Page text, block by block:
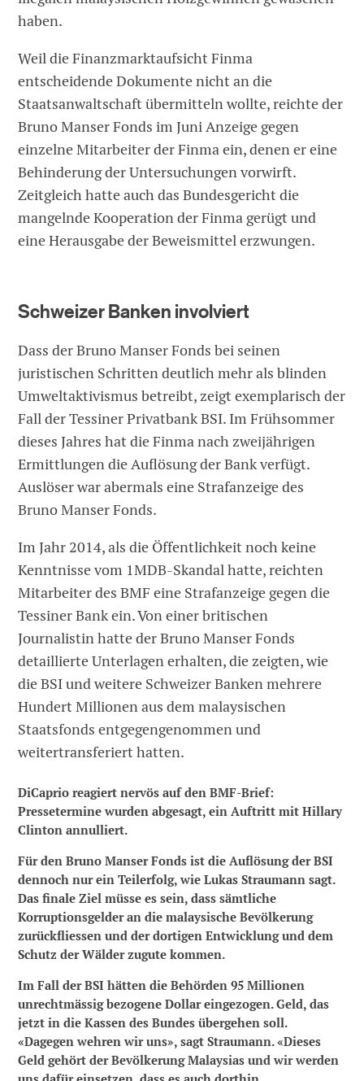
haben.
Weil die Finanzmarktaufsicht Finma
entscheidende Dokumente nicht an die
Staatsanwaltschaft übermitteln wollte, reichte der
Bruno Manser Fonds im Juni Anzeige gegen
einzelne Mitarbeiter der Finma ein, denen er eine
Behinderung der Untersuchungen vorwirft.
Zeitgleich hatte auch das Bundesgericht die
mangelnde Kooperation der Finma gerügt und
eine Herausgabe der Beweismittel erzwungen.
Schweizer Banken involviert
Dass der Bruno Manser Fonds bei seinen
juristischen Schritten deutlich mehr als blinden
Umweltaktivismus betreibt, zeigt exemplarisch der
Fall der Tessiner Privatbank BSI. Im Frühsommer
dieses Jahres hat die Finma nach zweijährigen
Ermittlungen die Auflösung der Bank verfügt.
Auslöser war abermals eine Strafanzeige des
Bruno Manser Fonds.
Im Jahr 2014, als die Öffentlichkeit noch keine
Kenntnisse vom 1MDB-Skandal hatte, reichten
Mitarbeiter des BMF eine Strafanzeige gegen die
Tessiner Bank ein. Von einer britischen
Journalistin hatte der Bruno Manser Fonds
detaillierte Unterlagen erhalten, die zeigten, wie
die BSI und weitere Schweizer Banken mehrere
Hundert Millionen aus dem malaysischen
Staatsfonds entgegengenommen und
weitertransferiert hatten.
DiCaprio reagiert nervös auf den BMF-Brief:
Pressetermine wurden abgesagt, ein Auftritt mit Hillary
Clinton annulliert.
Für den Bruno Manser Fonds ist die Auflösung der BSI
dennoch nur ein Teilerfolg, wie Lukas Straumann sagt.
Das finale Ziel müsse es sein, dass sämtliche
Korruptionsgelder an die malaysische Bevölkerung
zurückfliessen und der dortigen Entwicklung und dem
Schutz der Wälder zugute kommen.
Im Fall der BSI hätten die Behörden 95 Millionen
unrechtmässig bezogene Dollar eingezogen. Geld, das
jetzt in die Kassen des Bundes übergehen soll.
«Dagegen wehren wir uns», sagt Straumann. «Dieses
Geld gehört der Bevölkerung Malaysias und wir werden